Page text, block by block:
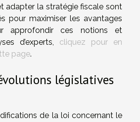
adapter la stratégie fiscale sont
pour maximiser les avantages
approfondir ces notions et
d’experts, cliquez pour en
page.
législatives
de la loi concernant le